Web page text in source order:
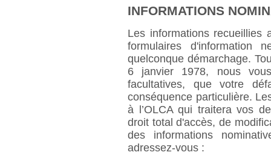
INFORMATIONS
Les informations recueillies
formulaires d'information
quelconque démarchage.
6 janvier 1978, nous
facultatives, que votre
conséquence particulière.
à l’OLCA qui traitera vos
droit total d'accès, de
des informations
adressez-vous :